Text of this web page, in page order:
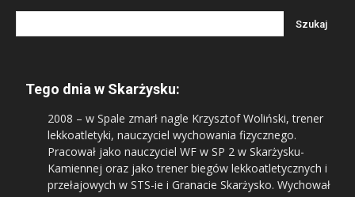
Tego dnia w Skarżysku:
2008 – w Spale zmarł nagle Krzysztof Woliński, trener
lekkoatletyki, nauczyciel wychowania fizycznego.
Pracował jako nauczyciel WF w SP 2 w Skarżysku-
Kamiennej oraz jako trener biegów lekkoatletycznych i
przełajowych w STS-ie i Granacie Skarżysko. Wychował